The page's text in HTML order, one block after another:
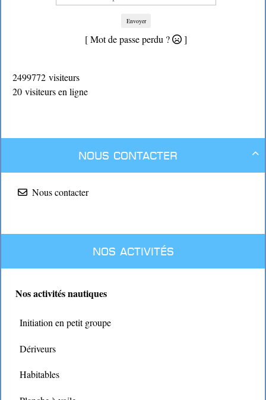
Envoyer
[ Mot de passe perdu ? ]
2499772 visiteurs
20 visiteurs en ligne

Nous contacter
Nous contacter
Nos activités
Nos activités nautiques
Initiation en petit groupe
Dériveurs
Habitables